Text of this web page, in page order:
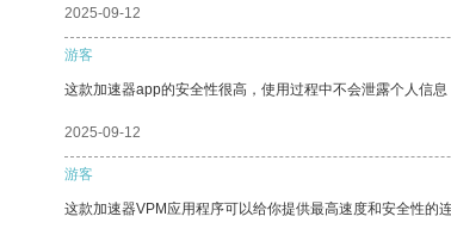
2025-09-12
游客
这款加速器app的安全性很高，使用过程中不会泄露个人信
2025-09-12
游客
这款加速器VPM应用程序可以给你提供最高速度和安全性的